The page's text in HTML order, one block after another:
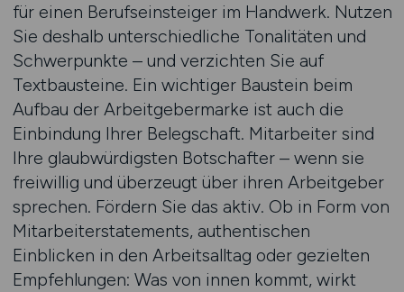
für einen Berufseinsteiger im Handwerk. Nutzen
Sie deshalb unterschiedliche Tonalitäten und
Schwerpunkte – und verzichten Sie auf
Textbausteine. Ein wichtiger Baustein beim
Aufbau der Arbeitgebermarke ist auch die
Einbindung Ihrer Belegschaft. Mitarbeiter sind
Ihre glaubwürdigsten Botschafter – wenn sie
freiwillig und überzeugt über ihren Arbeitgeber
sprechen. Fördern Sie das aktiv. Ob in Form von
Mitarbeiterstatements, authentischen
Einblicken in den Arbeitsalltag oder gezielten
Empfehlungen: Was von innen kommt, wirkt